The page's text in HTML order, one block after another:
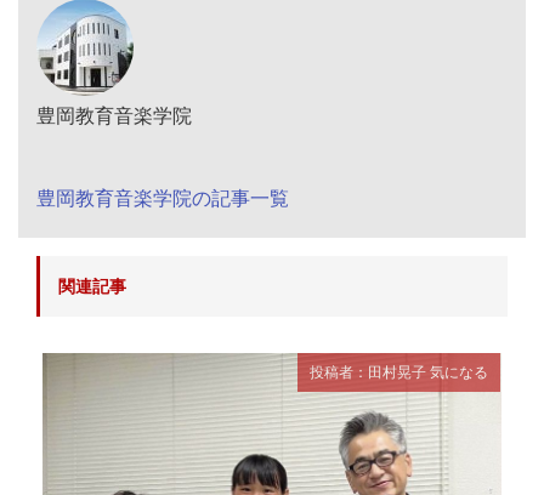
豊岡教育音楽学院
豊岡教育音楽学院の記事一覧
関連記事
投稿者：田村晃子 気になる